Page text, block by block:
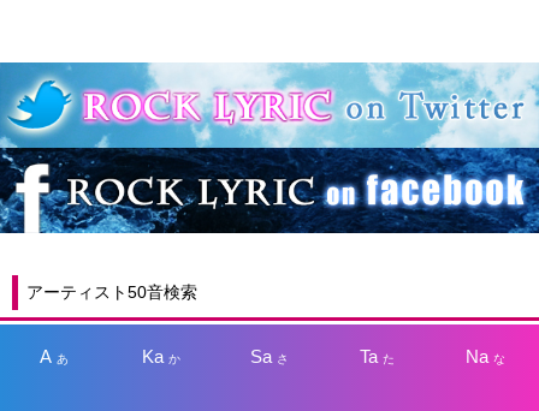
アーティスト50音検索
A あ Kaか Sa さ Taた Na な